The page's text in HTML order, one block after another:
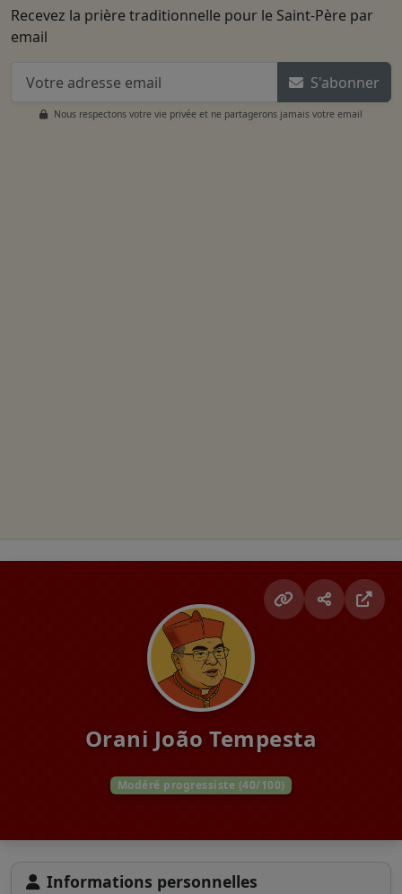
Recevez la prière traditionnelle pour le Saint-Père par
email
S'abonner
Nous respectons votre vie privée et ne partagerons jamais votre email
Orani João Tempesta
Modéré progressiste (40/100)
Informations personnelles